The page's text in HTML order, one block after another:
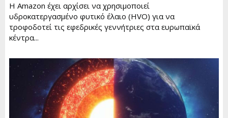
Η Amazon έχει αρχίσει να χρησιμοποιεί
υδροκατεργασμένο φυτικό έλαιο (HVO) για να
τροφοδοτεί τις εφεδρικές γεννήτριες στα ευρωπαϊκά
κέντρα...